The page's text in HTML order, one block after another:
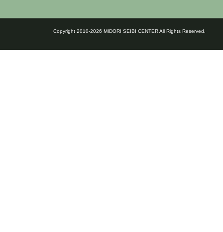
Copyright 2010-2026 MIDORI SEIBI CENTER All Rights Reserved.